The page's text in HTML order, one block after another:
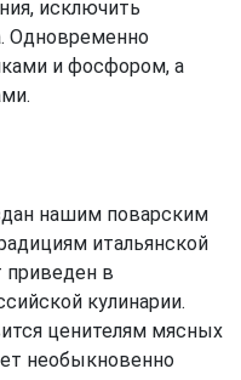
исключить
Одновременно
и фосфором, а
нашим поварским
итальянской
приведен в
кулинарии.
ценителям мясных
необыкновенно